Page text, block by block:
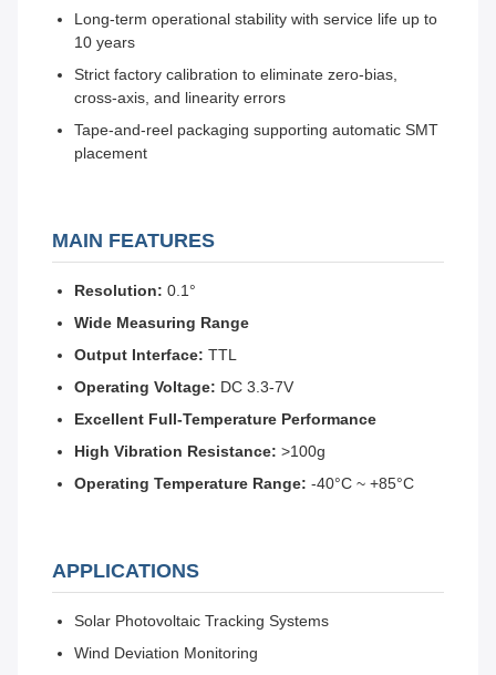
Long-term operational stability with service life up to
10 years
Strict factory calibration to eliminate zero-bias,
cross-axis, and linearity errors
Tape-and-reel packaging supporting automatic SMT
placement
MAIN FEATURES
Resolution: 0.1°
Wide Measuring Range
Output Interface: TTL
Operating Voltage: DC 3.3-7V
Excellent Full-Temperature Performance
High Vibration Resistance: >100g
Operating Temperature Range: -40°C ~ +85°C
APPLICATIONS
Solar Photovoltaic Tracking Systems
Wind Deviation Monitoring